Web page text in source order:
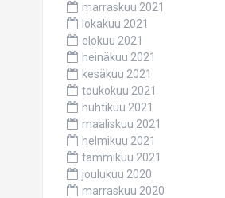
marraskuu 2021
lokakuu 2021
elokuu 2021
heinäkuu 2021
kesäkuu 2021
toukokuu 2021
huhtikuu 2021
maaliskuu 2021
helmikuu 2021
tammikuu 2021
joulukuu 2020
marraskuu 2020